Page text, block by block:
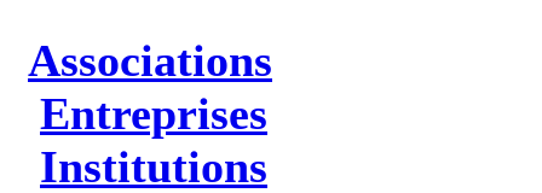
Associations
Entreprises
Institutions